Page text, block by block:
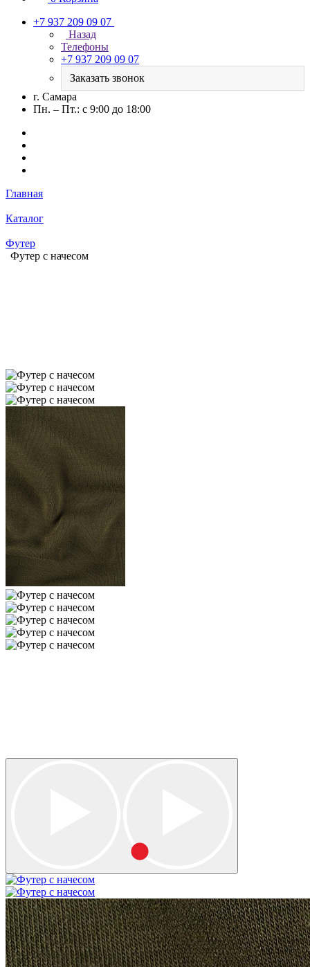
+7 937 209 09 07
Назад
Телефоны
+7 937 209 09 07
Заказать звонок
г. Самара
Пн. – Пт.: с 9:00 до 18:00
Главная
Каталог
Футер
Футер с начесом